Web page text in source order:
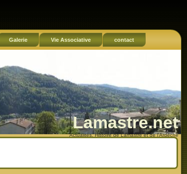
Galerie Vie Associative contact
Lamastre.net
Actualités, Histoire de Lamastre et de l'Ardèche